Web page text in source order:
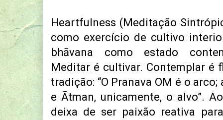
Heartfulness (Meditação
como exercício de cultivo
bhāvana como estado
Meditar é cultivar. Contemplar é
tradição: “O Pranava OM é o
e Ātman, unicamente, o alvo”.
deixa de ser paixão reativa